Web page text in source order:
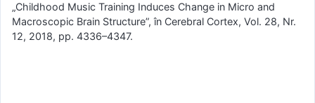
„Childhood Music Training Induces Change in Micro and
Macroscopic Brain Structure”, în Cerebral Cortex, Vol. 28, Nr.
12, 2018, pp. 4336–4347.